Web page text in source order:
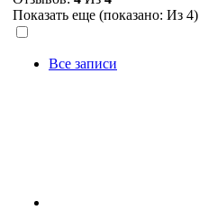
Показать еще (показано: Из 4)
Все записи